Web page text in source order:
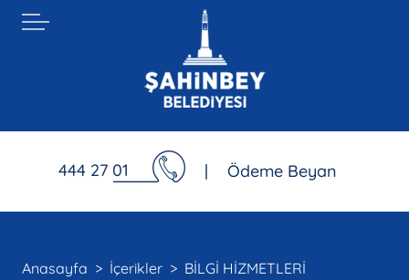
444 27 01 | Ödeme Beyan
Anasayfa İçerikler
BİLGİ HİZMETLERİ